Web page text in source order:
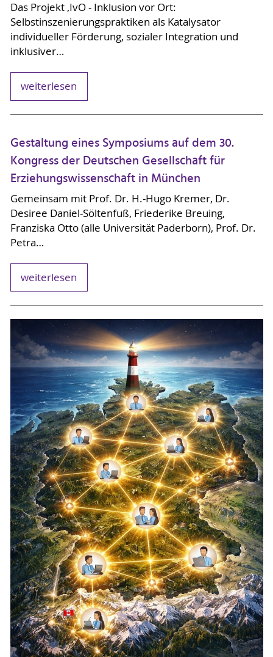
Das Projekt ‚IvO - Inklusion vor Ort:
Selbstinszenierungspraktiken als Katalysator
individueller Förderung, sozialer Integration und
inklusiver…
weiterlesen
Gestaltung eines Symposiums auf dem 30.
Kongress der Deutschen Gesellschaft für
Erziehungswissenschaft in München
Gemeinsam mit Prof. Dr. H.-Hugo Kremer, Dr.
Desiree Daniel-Söltenfuß, Friederike Breuing,
Franziska Otto (alle Universität Paderborn), Prof. Dr.
Petra…
weiterlesen